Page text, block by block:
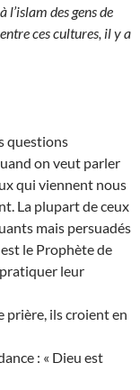
des gens de
ces cultures, il y a
questions
on veut parler
qui viennent nous
La plupart de ceux
mais persuadés
le Prophète de
leur
prière, ils croient en
: « Dieu est